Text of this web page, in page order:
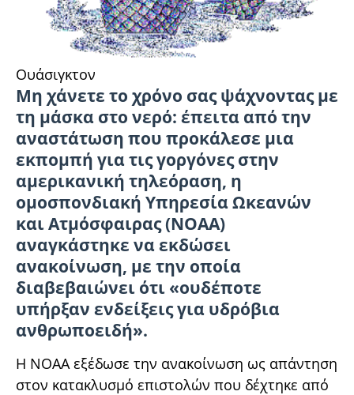
Ουάσιγκτον
Μη χάνετε το χρόνο σας ψάχνοντας με
τη μάσκα στο νερό: έπειτα από την
αναστάτωση που προκάλεσε μια
εκπομπή για τις γοργόνες στην
αμερικανική τηλεόραση, η
ομοσπονδιακή Υπηρεσία Ωκεανών
και Ατμόσφαιρας (NOAA)
αναγκάστηκε να εκδώσει
ανακοίνωση, με την οποία
διαβεβαιώνει ότι «ουδέποτε
υπήρξαν ενδείξεις για υδρόβια
ανθρωποειδή».
H NOAA εξέδωσε την ανακοίνωση ως απάντηση
στον κατακλυσμό επιστολών που δέχτηκε από